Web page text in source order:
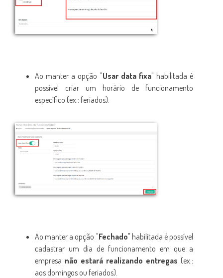
Ao manter a opção "Usar data fixa" habilitada é
possível criar um horário de funcionamento
específico (ex.: feriados).
Ao manter a opção "Fechado" habilitada é possível
cadastrar um dia de funcionamento em que a
empresa não estará realizando entregas (ex.:
aos domingos ou feriados).